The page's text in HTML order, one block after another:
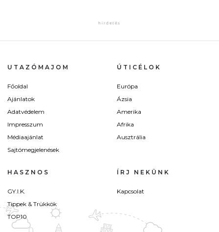
UTAZÓMAJOM
Főoldal
Ajánlatok
Adatvédelem
Impresszum
Médiaajánlat
Sajtómegjelenések
ÚTICÉLOK
Európa
Ázsia
Amerika
Afrika
Ausztrália
HASZNOS
GY.I.K.
Tippek & Trükkök
TOP10
ÍRJ NEKÜNK
Kapcsolat